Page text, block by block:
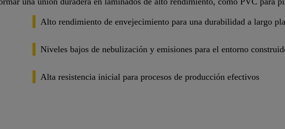
Alto rendimiento de envejecimiento para una durabilidad a largo
Niveles bajos de nebulización y emisiones para el entorno
Alta resistencia inicial para procesos de producción efectivos